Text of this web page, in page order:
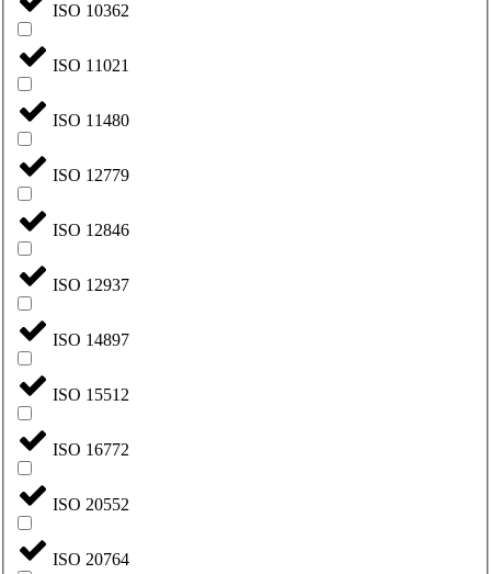
ISO 10362
ISO 11021
ISO 11480
ISO 12779
ISO 12846
ISO 12937
ISO 14897
ISO 15512
ISO 16772
ISO 20552
ISO 20764